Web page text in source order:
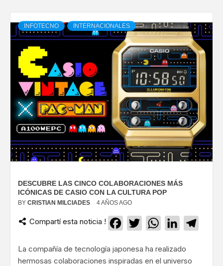
INFOTECNO INTERNACIONALES
DESCUBRE LAS CINCO COLABORACIONES MÁS
ICÓNICAS DE CASIO CON LA CULTURA POP
BY CRISTIAN MILCIADES 4 AÑOS AGO
Compartí esta noticia ! Facebook
TwitterWhatsApp
LinkedIn
La compañía de tecnología japonesa ha realizado
hermosas colaboraciones inspiradas en el universo